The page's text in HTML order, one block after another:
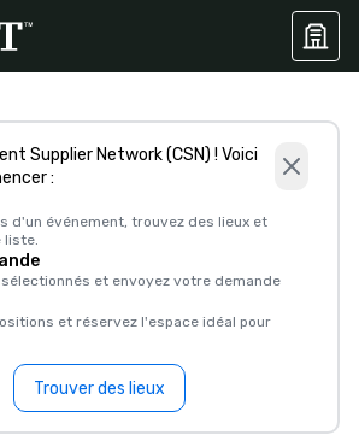
Supplier Network (CSN) ! Voici
:
d'un événement, trouvez des lieux et
liste.
et envoyez votre demande
et réservez l'espace idéal pour
Trouver des lieux